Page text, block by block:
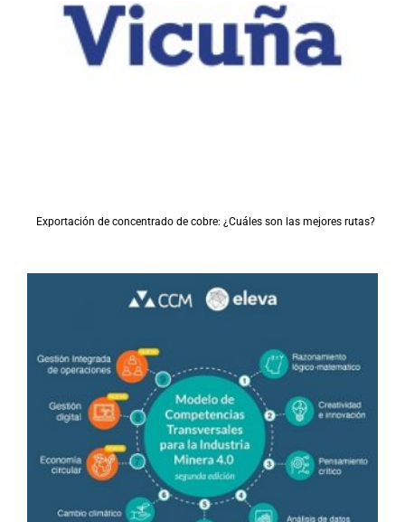
Exportación de concentrado de cobre: ¿Cuáles son las mejores rutas?